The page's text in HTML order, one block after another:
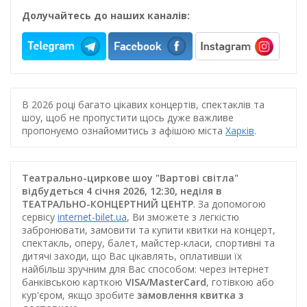
Долучайтесь до наших каналів:
В 2026 році багато цікавих концертів, спектаклів та
шоу, щоб не пропустити щось дуже важливе
пропонуємо ознайомитись з афішою міста Харків.
Театрально-циркове шоу "Вартові світла"
відбудеться 4 січня 2026, 12:30, неділя в
ТЕАТРАЛЬНО-КОНЦЕРТНИЙ ЦЕНТР. За допомогою
сервісу internet-bilet.ua, Ви зможете з легкістю
забронювати, замовити та купити квитки на концерт,
спектакль, оперу, балет, майстер-класи, спортивні та
дитячі заходи, що Вас цікавлять, оплативши їх
найбільш зручним для Вас способом: через інтернет
банківською карткою VISA/MasterCard, готівкою або
кур'єром, якщо зробите замовлення квитка з